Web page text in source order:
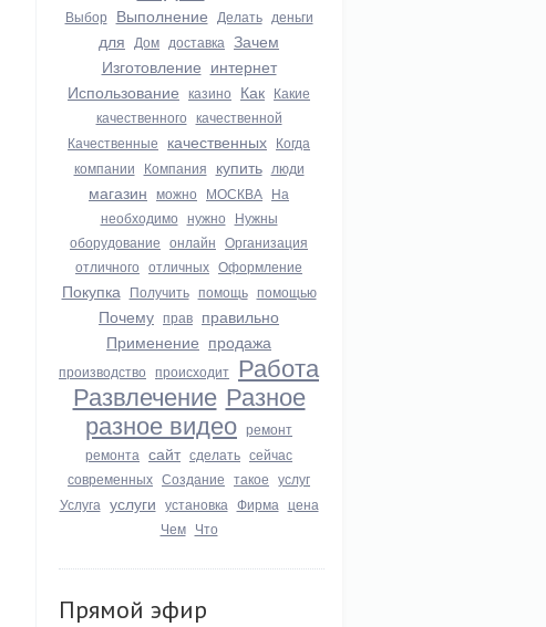
Выбор Выполнение Делать деньги
для Дом доставка Зачем
Изготовление интернет
Использование казино Как Какие
качественного качественной
Качественные качественных Когда
компании Компания купить люди
магазин можно МОСКВА На
необходимо нужно Нужны
оборудование онлайн Организация
отличного отличных Оформление
Покупка Получить помощь помощью
Почему прав правильно
Применение продажа
производство происходит Работа
Развлечение Разное
разное видео ремонт
ремонта сайт сделать сейчас
современных Создание такое услуг
Услуга услуги установка Фирма цена
Чем Что
Прямой эфир